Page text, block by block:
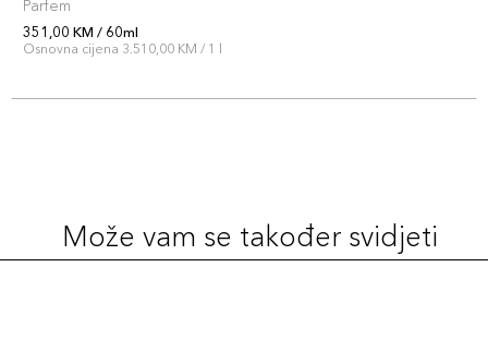
Parfem
351,00 KM / 60ml
Osnovna cijena 3.510,00 KM / 1 l
Može vam se također svidjeti